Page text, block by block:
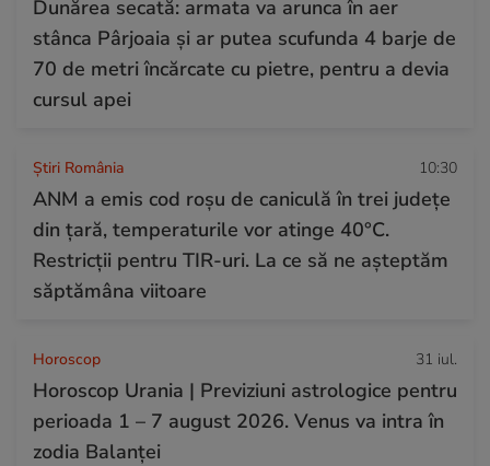
Dunărea secată: armata va arunca în aer
stânca Pârjoaia și ar putea scufunda 4 barje de
70 de metri încărcate cu pietre, pentru a devia
cursul apei
Știri România 10:30
ANM a emis cod roșu de caniculă în trei județe
din țară, temperaturile vor atinge 40°C.
Restricții pentru TIR-uri. La ce să ne așteptăm
săptămâna viitoare
Horoscop 31 iul.
Horoscop Urania | Previziuni astrologice pentru
perioada 1 – 7 august 2026. Venus va intra în
zodia Balanței